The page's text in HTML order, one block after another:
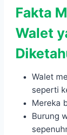
Fakta
Walet
Walet
seperti
Mereka
Burung